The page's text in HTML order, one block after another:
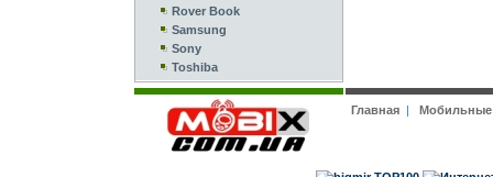
Rover Book
Samsung
Sony
Toshiba
Главная|